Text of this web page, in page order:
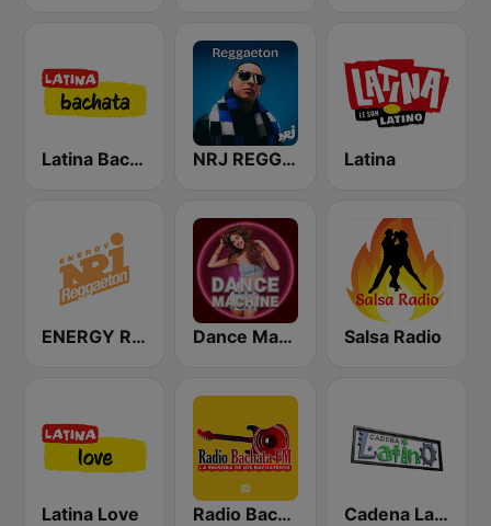
Latina Bachata NRJ REGGAETON Latina
ENERGY Reggaeton Dance Machine Salsa Radio
Latina Love Radio Bachata Cadena Latino